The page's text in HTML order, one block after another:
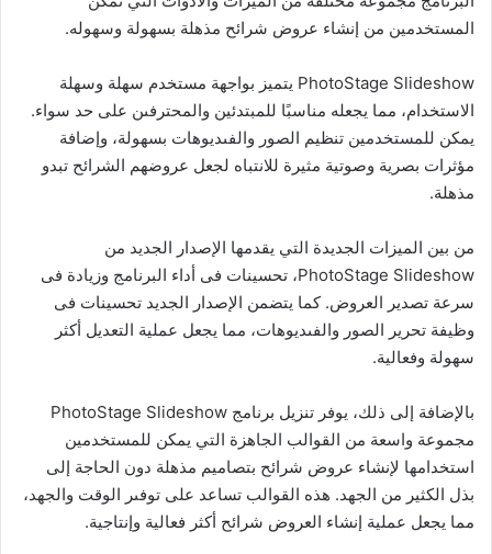
المستخدمين من إنشاء عروض شرائح مذهلة بسهولة وسهوله.
PhotoStage Slideshow يتميز بواجهة مستخدم سهلة وسهلة
الاستخدام، مما يجعله مناسبًا للمبتدئين والمحترفىن على حد سواء.
يمكن للمستخدمين تنظيم الصور والفىديوهات بسهولة، وإضافة
مؤثرات بصرية وصوتية مثيرة للانتباه لجعل عروضهم الشرائح تبدو
مذهلة.
من بين الميزات الجديدة التي يقدمها الإصدار الجديد من
PhotoStage Slideshow، تحسينات فى أداء البرنامج وزيادة فى
سرعة تصدير العروض. كما يتضمن الإصدار الجديد تحسينات فى
وظيفة تحرير الصور والفىديوهات، مما يجعل عملية التعديل أكثر
سهولة وفعالية.
بالإضافة إلى ذلك، يوفر تنزيل برنامج PhotoStage Slideshow
مجموعة واسعة من القوالب الجاهزة التي يمكن للمستخدمين
استخدامها لإنشاء عروض شرائح بتصاميم مذهلة دون الحاجة إلى
بذل الكثير من الجهد. هذه القوالب تساعد على توفىر الوقت والجهد،
مما يجعل عملية إنشاء العروض شرائح أكثر فعالية وإنتاجية.